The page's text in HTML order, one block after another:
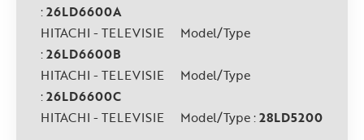
:26LD6600A
HITACHI - TELEVISIE Model/Type
:26LD6600B
HITACHI - TELEVISIE Model/Type
:26LD6600C
HITACHI - TELEVISIE Model/Type :28LD5200